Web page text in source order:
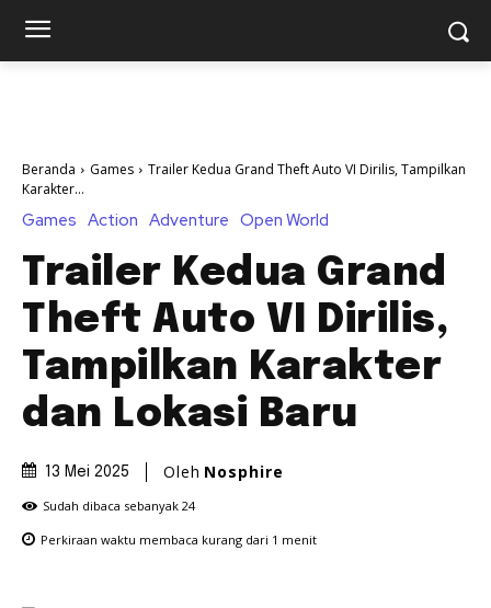
Beranda Games
Trailer Kedua Grand Theft Auto VI Dirilis, Tampilkan
Karakter...
Games Action Adventure Open World
Trailer Kedua Grand
Theft Auto VI Dirilis,
Tampilkan Karakter
dan Lokasi Baru
13 Mei 2025 Oleh Nosphire
Sudah dibaca sebanyak 24
Perkiraan waktu membaca kurang dari 1 menit